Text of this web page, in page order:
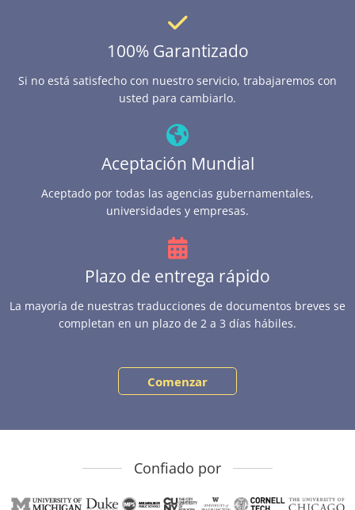
100% Garantizado
Si no está satisfecho con nuestro servicio, trabajaremos con
usted para cambiarlo.
Aceptación Mundial
Aceptado por todas las agencias gubernamentales,
universidades y empresas.
Plazo de entrega rápido
La mayoría de nuestras traducciones de documentos breves se
completan en un plazo de 2 a 3 días hábiles.
Comenzar
Confiado por